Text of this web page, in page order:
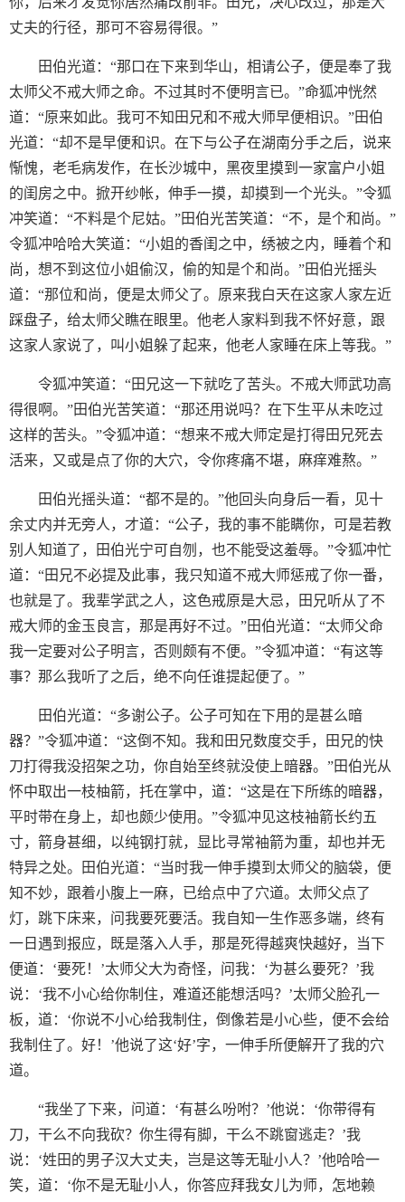
丈夫的行径，那可不容易得很。”
田伯光道：“那口在下来到华山，相请公子，便是奉了我
太师父不戒大师之命。不过其时不便明言已。”命狐冲恍然
道：“原来如此。我可不知田兄和不戒大师早便相识。”田伯
光道：“却不是早便和识。在下与公子在湖南分手之后，说来
惭愧，老毛病发作，在长沙城中，黑夜里摸到一家富户小姐
的闺房之中。掀开纱帐，伸手一摸，却摸到一个光头。”令狐
冲笑道：“不料是个尼姑。”田伯光苦笑道：“不，是个和尚。”
令狐冲哈哈大笑道：“小姐的香闺之中，绣被之内，睡着个和
尚，想不到这位小姐偷汉，偷的知是个和尚。”田伯光摇头
道：“那位和尚，便是太师父了。原来我白天在这家人家左近
踩盘子，给太师父瞧在眼里。他老人家料到我不怀好意，跟
这家人家说了，叫小姐躲了起来，他老人家睡在床上等我。”
令狐冲笑道：“田兄这一下就吃了苦头。不戒大师武功高
得很啊。”田伯光苦笑道：“那还用说吗？在下生平从未吃过
这样的苦头。”令狐冲道：“想来不戒大师定是打得田兄死去
活来，又或是点了你的大穴，令你疼痛不堪，麻痒难熬。”
田伯光摇头道：“都不是的。”他回头向身后一看，见十
余丈内并无旁人，才道：“公子，我的事不能瞒你，可是若教
别人知道了，田伯光宁可自刎，也不能受这羞辱。”令狐冲忙
道：“田兄不必提及此事，我只知道不戒大师惩戒了你一番，
也就是了。我辈学武之人，这色戒原是大忌，田兄听从了不
戒大师的金玉良言，那是再好不过。”田伯光道：“太师父命
我一定要对公子明言，否则颇有不便。”令狐冲道：“有这等
事？那么我听了之后，绝不向任谁提起便了。”
田伯光道：“多谢公子。公子可知在下用的是甚么暗
器？”令狐冲道：“这倒不知。我和田兄数度交手，田兄的快
刀打得我没招架之功，你自始至终就没使上暗器。”田伯光从
怀中取出一枝柚箭，托在掌中，道：“这是在下所练的暗器，
平时带在身上，却也颇少使用。”令狐冲见这枝袖箭长约五
寸，箭身甚细，以纯钢打就，显比寻常袖箭为重，却也并无
特异之处。田伯光道：“当时我一伸手摸到太师父的脑袋，便
知不妙，跟着小腹上一麻，已给点中了穴道。太师父点了
灯，跳下床来，问我要死要活。我自知一生作恶多端，终有
一日遇到报应，既是落入人手，那是死得越爽快越好，当下
便道：‘要死！’太师父大为奇怪，问我：‘为甚么要死？’我
说：‘我不小心给你制住，难道还能想活吗？’太师父脸孔一
板，道：‘你说不小心给我制住，倒像若是小心些，便不会给
我制住了。好！’他说了这‘好’字，一伸手所便解开了我的穴
道。
“我坐了下来，问道：‘有甚么吩咐？’他说：‘你带得有
刀，干么不向我砍？你生得有脚，干么不跳窗逃走？’我
说：‘姓田的男子汉大丈夫，岂是这等无耻小人？’他哈哈一
笑，道：‘你不是无耻小人，你答应拜我女儿为师，怎地赖